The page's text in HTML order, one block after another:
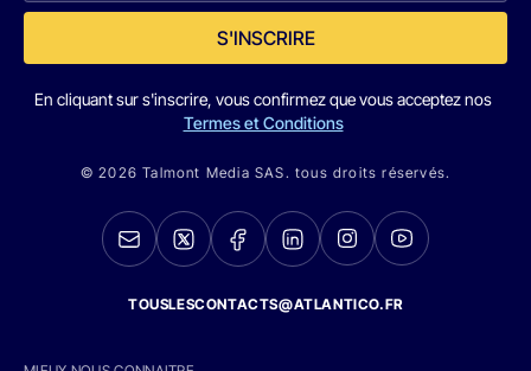
S'INSCRIRE
En cliquant sur s'inscrire, vous confirmez que vous acceptez nos
Termes et Conditions
© 2026 Talmont Media SAS. tous droits réservés.
TOUSLESCONTACTS@ATLANTICO.FR